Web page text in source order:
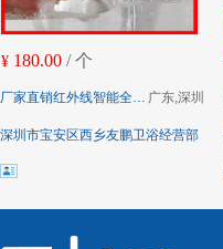
¥ 180.00 / 个
广东,深圳
厂家直销红外线智能全自动感应水龙头 单冷感应面盆水龙头
深圳市宝安区西乡友鹏卫浴经营部